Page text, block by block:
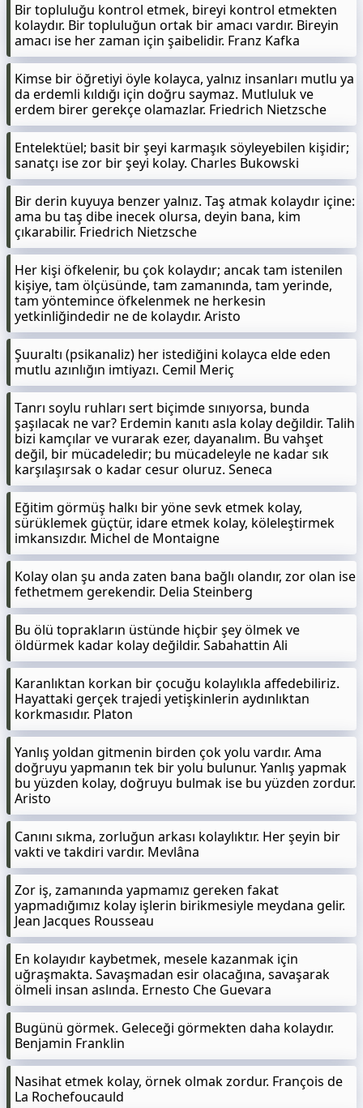
Bir topluluğu kontrol etmek, bireyi kontrol etmekten
kolaydır. Bir topluluğun ortak bir amacı vardır. Bireyin
amacı ise her zaman için şaibelidir. Franz Kafka
Kimse bir öğretiyi öyle kolayca, yalnız insanları mutlu ya
da erdemli kıldığı için doğru saymaz. Mutluluk ve
erdem birer gerekçe olamazlar. Friedrich Nietzsche
Entelektüel; basit bir şeyi karmaşık söyleyebilen kişidir;
sanatçı ise zor bir şeyi kolay. Charles Bukowski
Bir derin kuyuya benzer yalnız. Taş atmak kolaydır içine:
ama bu taş dibe inecek olursa, deyin bana, kim
çıkarabilir. Friedrich Nietzsche
Her kişi öfkelenir, bu çok kolaydır; ancak tam istenilen
kişiye, tam ölçüsünde, tam zamanında, tam yerinde,
tam yöntemince öfkelenmek ne herkesin
yetkinliğindedir ne de kolaydır. Aristo
Şuuraltı (psikanaliz) her istediğini kolayca elde eden
mutlu azınlığın imtiyazı. Cemil Meriç
Tanrı soylu ruhları sert biçimde sınıyorsa, bunda
şaşılacak ne var? Erdemin kanıtı asla kolay değildir. Talih
bizi kamçılar ve vurarak ezer, dayanalım. Bu vahşet
değil, bir mücadeledir; bu mücadeleyle ne kadar sık
karşılaşırsak o kadar cesur oluruz. Seneca
Eğitim görmüş halkı bir yöne sevk etmek kolay,
sürüklemek güçtür, idare etmek kolay, köleleştirmek
imkansızdır. Michel de Montaigne
Kolay olan şu anda zaten bana bağlı olandır, zor olan ise
fethetmem gerekendir. Delia Steinberg
Bu ölü toprakların üstünde hiçbir şey ölmek ve
öldürmek kadar kolay değildir. Sabahattin Ali
Karanlıktan korkan bir çocuğu kolaylıkla affedebiliriz.
Hayattaki gerçek trajedi yetişkinlerin aydınlıktan
korkmasıdır. Platon
Yanlış yoldan gitmenin birden çok yolu vardır. Ama
doğruyu yapmanın tek bir yolu bulunur. Yanlış yapmak
bu yüzden kolay, doğruyu bulmak ise bu yüzden zordur.
Aristo
Canını sıkma, zorluğun arkası kolaylıktır. Her şeyin bir
vakti ve takdiri vardır. Mevlâna
Zor iş, zamanında yapmamız gereken fakat
yapmadığımız kolay işlerin birikmesiyle meydana gelir.
Jean Jacques Rousseau
En kolayıdır kaybetmek, mesele kazanmak için
uğraşmakta. Savaşmadan esir olacağına, savaşarak
ölmeli insan aslında. Ernesto Che Guevara
Bugünü görmek. Geleceği görmekten daha kolaydır.
Benjamin Franklin
Nasihat etmek kolay, örnek olmak zordur. François de
La Rochefoucauld